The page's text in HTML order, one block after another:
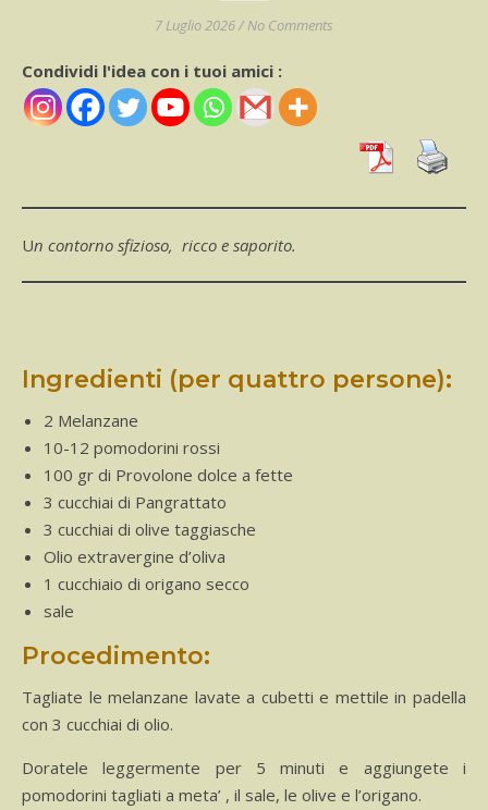
7 Luglio 2026/ No Comments
Condividi l'idea con i tuoi amici :
Un contorno sfizioso, ricco e saporito.
Ingredienti (per quattro persone):
2 Melanzane
10-12 pomodorini rossi
100 gr di Provolone dolce a fette
3 cucchiai di Pangrattato
3 cucchiai di olive taggiasche
Olio extravergine d’oliva
1 cucchiaio di origano secco
sale
Procedimento:
Tagliate le melanzane lavate a cubetti e mettile in padella
con 3 cucchiai di olio.
Doratele leggermente per 5 minuti e aggiungete i
pomodorini tagliati a meta’ , il sale, le olive e l’origano.